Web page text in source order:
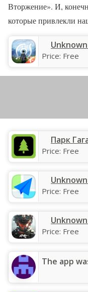
Вторжение». И,
которые привлекли
Price: Free
‎Парк
Price: Free
Price: Free
Price: Free
The app